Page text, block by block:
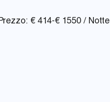
€ 414-€ 1550 / Notte